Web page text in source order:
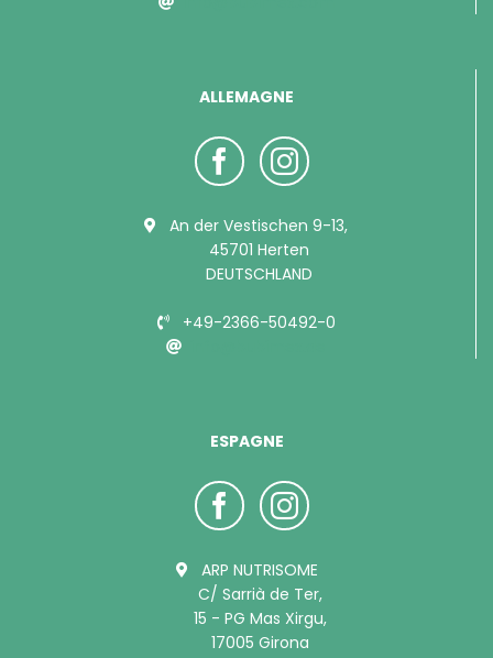
ALLEMAGNE
An der Vestischen 9-13,
45701 Herten
DEUTSCHLAND
+49-2366-50492-0
ESPAGNE
ARP NUTRISOME
C/ Sarrià de Ter,
15 - PG Mas Xirgu,
17005 Girona